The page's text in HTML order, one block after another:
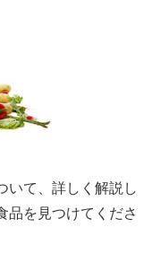
いて、詳しく解説し
品を見つけてくださ